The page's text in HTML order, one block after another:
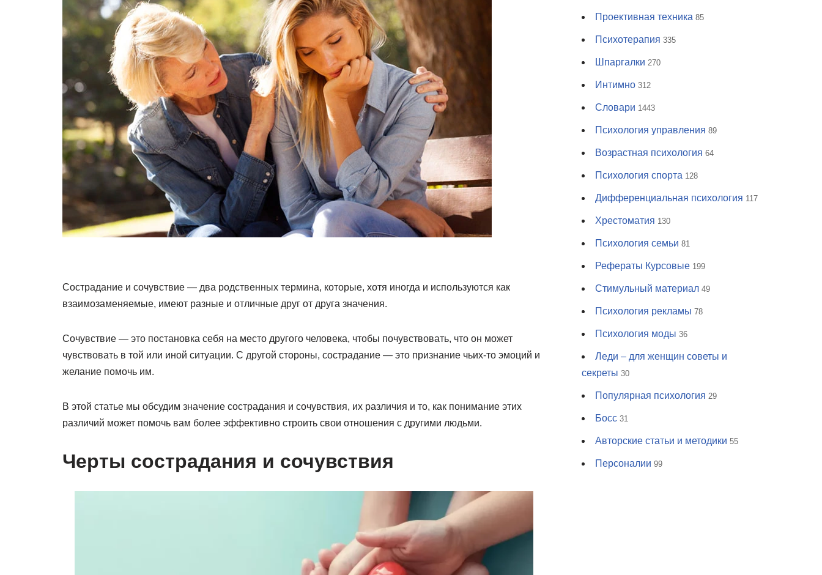
Сострадание и сочувствие — два родственных термина, которые, хотя иногда и используются как
взаимозаменяемые, имеют разные и отличные друг от друга значения.
Сочувствие — это постановка себя на место другого человека, чтобы почувствовать, что он может
чувствовать в той или иной ситуации. С другой стороны, сострадание — это признание чьих-то эмоций и
желание помочь им.
В этой статье мы обсудим значение сострадания и сочувствия, их различия и то, как понимание этих
различий может помочь вам более эффективно строить свои отношения с другими людьми.
Черты сострадания и сочувствия
Проективная техника 85
Психотерапия 335
Шпаргалки 270
Интимно 312
Словари 1443
Психология управления 89
Возрастная психология 64
Психология спорта 128
Дифференциальная психология 117
Хрестоматия 130
Психология семьи 81
Рефераты Курсовые 199
Стимульный материал 49
Психология рекламы 78
Психология моды 36
Леди – для женщин советы и
секреты 30
Популярная психология 29
Босс 31
Авторские статьи и методики 55
Персоналии 99